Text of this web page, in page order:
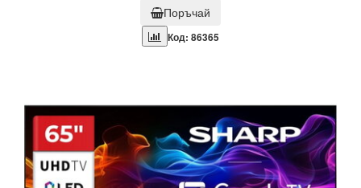
Поръчай
Код: 86365